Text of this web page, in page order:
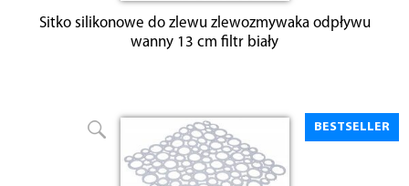
Sitko silikonowe do zlewu zlewozmywaka odpływu
wanny 13 cm filtr biały
BESTSELLER